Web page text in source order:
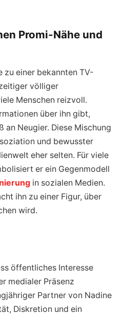
Promi-Nähe und
zu einer bekannten TV-
völliger
Menschen reizvoll.
über ihn gibt,
an Neugier. Diese Mischung
und bewusster
eher selten. Für viele
er ein Gegenmodell
in sozialen Medien.
ihn zu einer Figur, über
wird.
öffentliches Interesse
medialer Präsenz
Partner von Nadine
Diskretion und ein